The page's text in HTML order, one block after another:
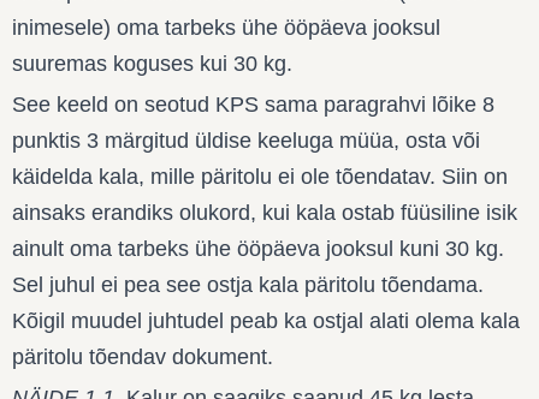
inimesele) oma tarbeks ühe ööpäeva jooksul
suuremas koguses kui 30 kg.
See keeld on seotud KPS sama paragrahvi lõike 8
punktis 3 märgitud üldise keeluga müüa, osta või
käidelda kala, mille päritolu ei ole tõendatav. Siin on
ainsaks erandiks olukord, kui kala ostab füüsiline isik
ainult oma tarbeks ühe ööpäeva jooksul kuni 30 kg.
Sel juhul ei pea see ostja kala päritolu tõendama.
Kõigil muudel juhtudel peab ka ostjal alati olema kala
päritolu tõendav dokument.